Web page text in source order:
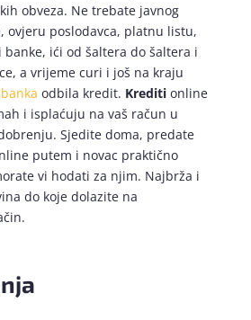
obveza. Ne trebate javnog
ovjeru poslodavca, platnu listu,
ići od šaltera do šaltera i
a vrijeme curi i još na kraju
banka odbila kredit. Kreditionline
i isplaćuju na vaš račun u
Sjedite doma, predate
putem i novac praktično
vi hodati za njim. Najbrža i
do koje dolazite na